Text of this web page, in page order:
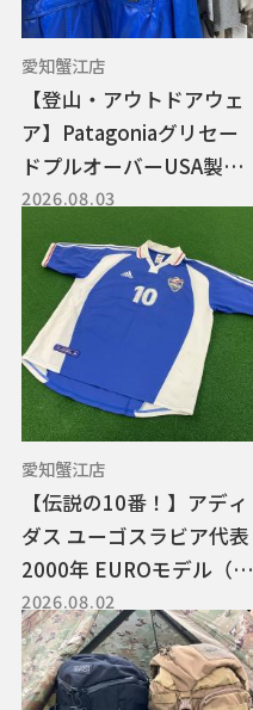
愛知蟹江店
【登山・アウトドアウェ
ア】Patagoniaグリセー
ドプルオーバーUSA製ヴ
ィンテージ紹介！
2026.08.03
愛知蟹江店
【伝説の10番！】アディ
ダス ユーゴスラビア代表
2000年 EUROモデル（#1
0 ストイコビッチ）のご
紹介！
2026.08.02